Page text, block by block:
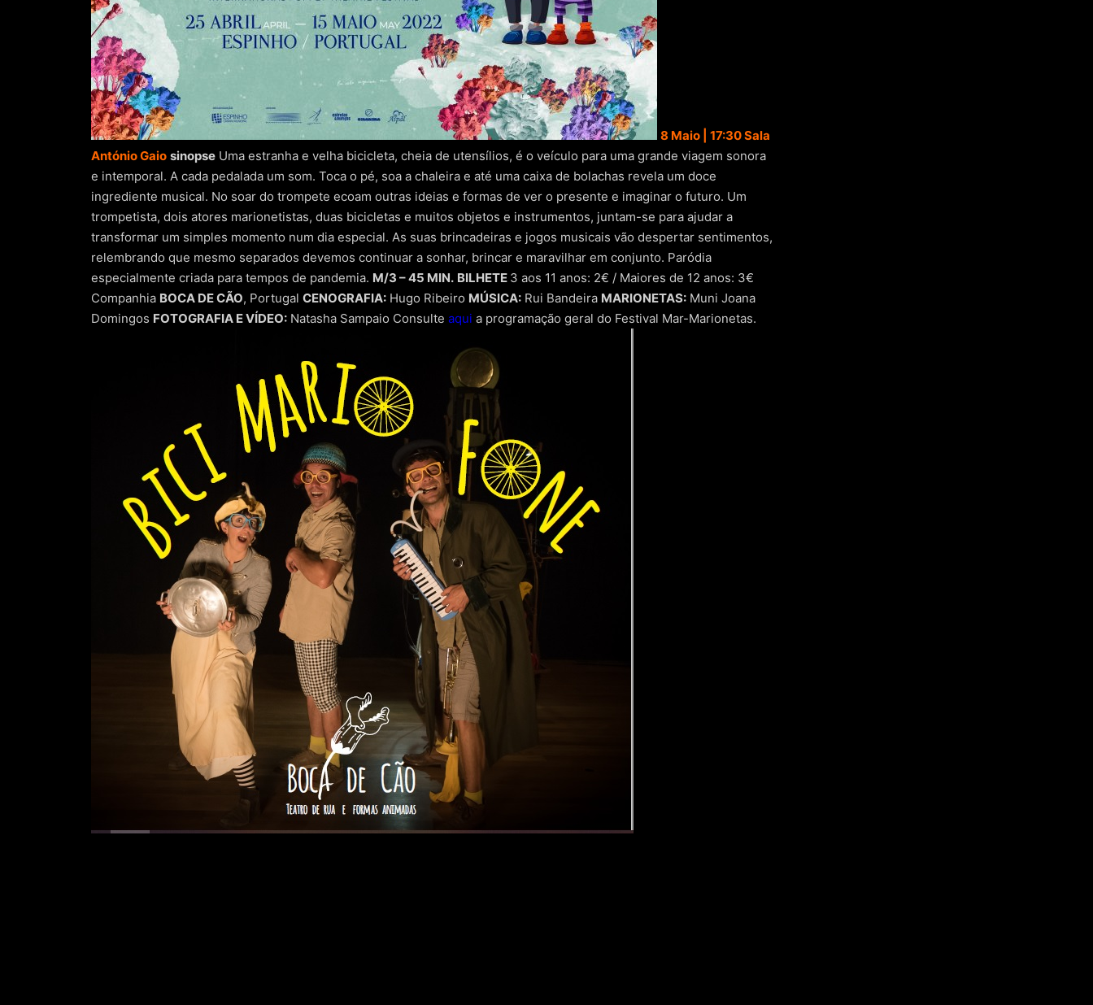
8 Maio | 17:30 Sala
António Gaio sinopse Uma estranha e velha bicicleta, cheia de utensílios, é o veículo para uma grande viagem sonora
e intemporal. A cada pedalada um som. Toca o pé, soa a chaleira e até uma caixa de bolachas revela um doce
ingrediente musical. No soar do trompete ecoam outras ideias e formas de ver o presente e imaginar o futuro. Um
trompetista, dois atores marionetistas, duas bicicletas e muitos objetos e instrumentos, juntam-se para ajudar a
transformar um simples momento num dia especial. As suas brincadeiras e jogos musicais vão despertar sentimentos,
relembrando que mesmo separados devemos continuar a sonhar, brincar e maravilhar em conjunto. Paródia
especialmente criada para tempos de pandemia. M/3 – 45 MIN. BILHETE 3 aos 11 anos: 2€ / Maiores de 12 anos: 3€
Companhia BOCA DE CÃO, Portugal CENOGRAFIA: Hugo Ribeiro MÚSICA: Rui Bandeira MARIONETAS: Muni Joana
Domingos FOTOGRAFIA E VÍDEO: Natasha Sampaio Consulte aqui a programação geral do Festival Mar-Marionetas.